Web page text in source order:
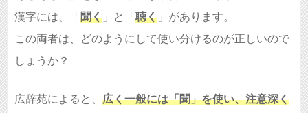
漢字には、「 聞く 」と「 聴く 」があります。
この両者は、どのようにして使い分けるのが正しいので
しょうか？
広辞苑によると、 広く一般には「聞」を使い、注意深く